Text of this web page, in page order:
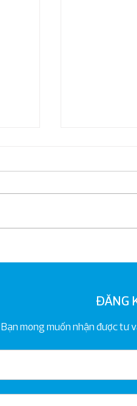
Bản tin
ĐĂNG
Bạn mong muốn nhận được tư